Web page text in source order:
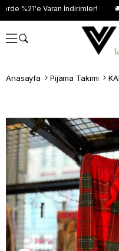
%21'e Varan İndirimler! 🚚
Anasayfa Pijama Takımı